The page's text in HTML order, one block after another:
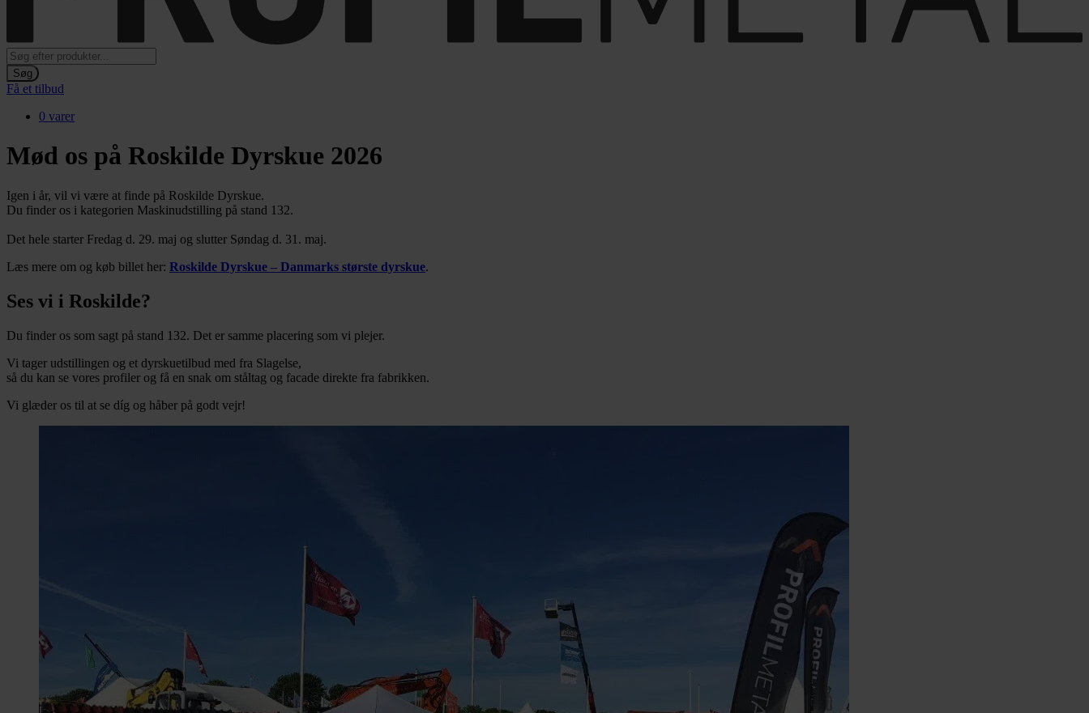
Products
search
Søg
Få et tilbud
0 varer
Mød os på Roskilde Dyrskue 2026
Igen i år, vil vi være at finde på Roskilde Dyrskue.
Du finder os i kategorien Maskinudstilling på stand 132.
Det hele starter Fredag d. 29. maj og slutter Søndag d. 31. maj.
Læs mere om og køb billet her: Roskilde Dyrskue – Danmarks største dyrskue.
Ses vi i Roskilde?
Du finder os som sagt på stand 132. Det er samme placering som vi plejer.
Vi tager udstillingen og et dyrskuetilbud med fra Slagelse,
så du kan se vores profiler og få en snak om ståltag og facade direkte fra fabrikken.
Vi glæder os til at se díg og håber på godt vejr!